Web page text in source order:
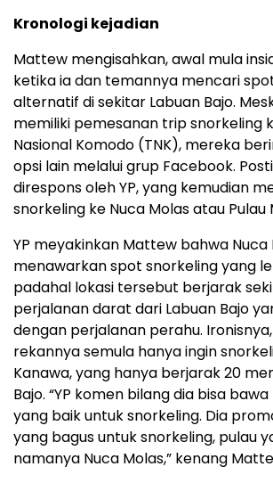
Kronologi kejadian
Mattew mengisahkan, awal mula
ketika ia dan temannya mencari
alternatif di sekitar Labuan Bajo.
memiliki pemesanan trip snorkeling
Nasional Komodo (TNK), mereka
opsi lain melalui grup Facebook.
direspons oleh YP, yang kemudian
snorkeling ke Nuca Molas atau Pulau
YP meyakinkan Mattew bahwa Nuca
menawarkan spot snorkeling yang
padahal lokasi tersebut berjarak
perjalanan darat dari Labuan Bajo
dengan perjalanan perahu.
rekannya semula hanya ingin
Kanawa, yang hanya berjarak 20
Bajo. “YP komen bilang dia bisa
yang baik untuk snorkeling. Dia
yang bagus untuk snorkeling, pulau
namanya Nuca Molas,” kenang